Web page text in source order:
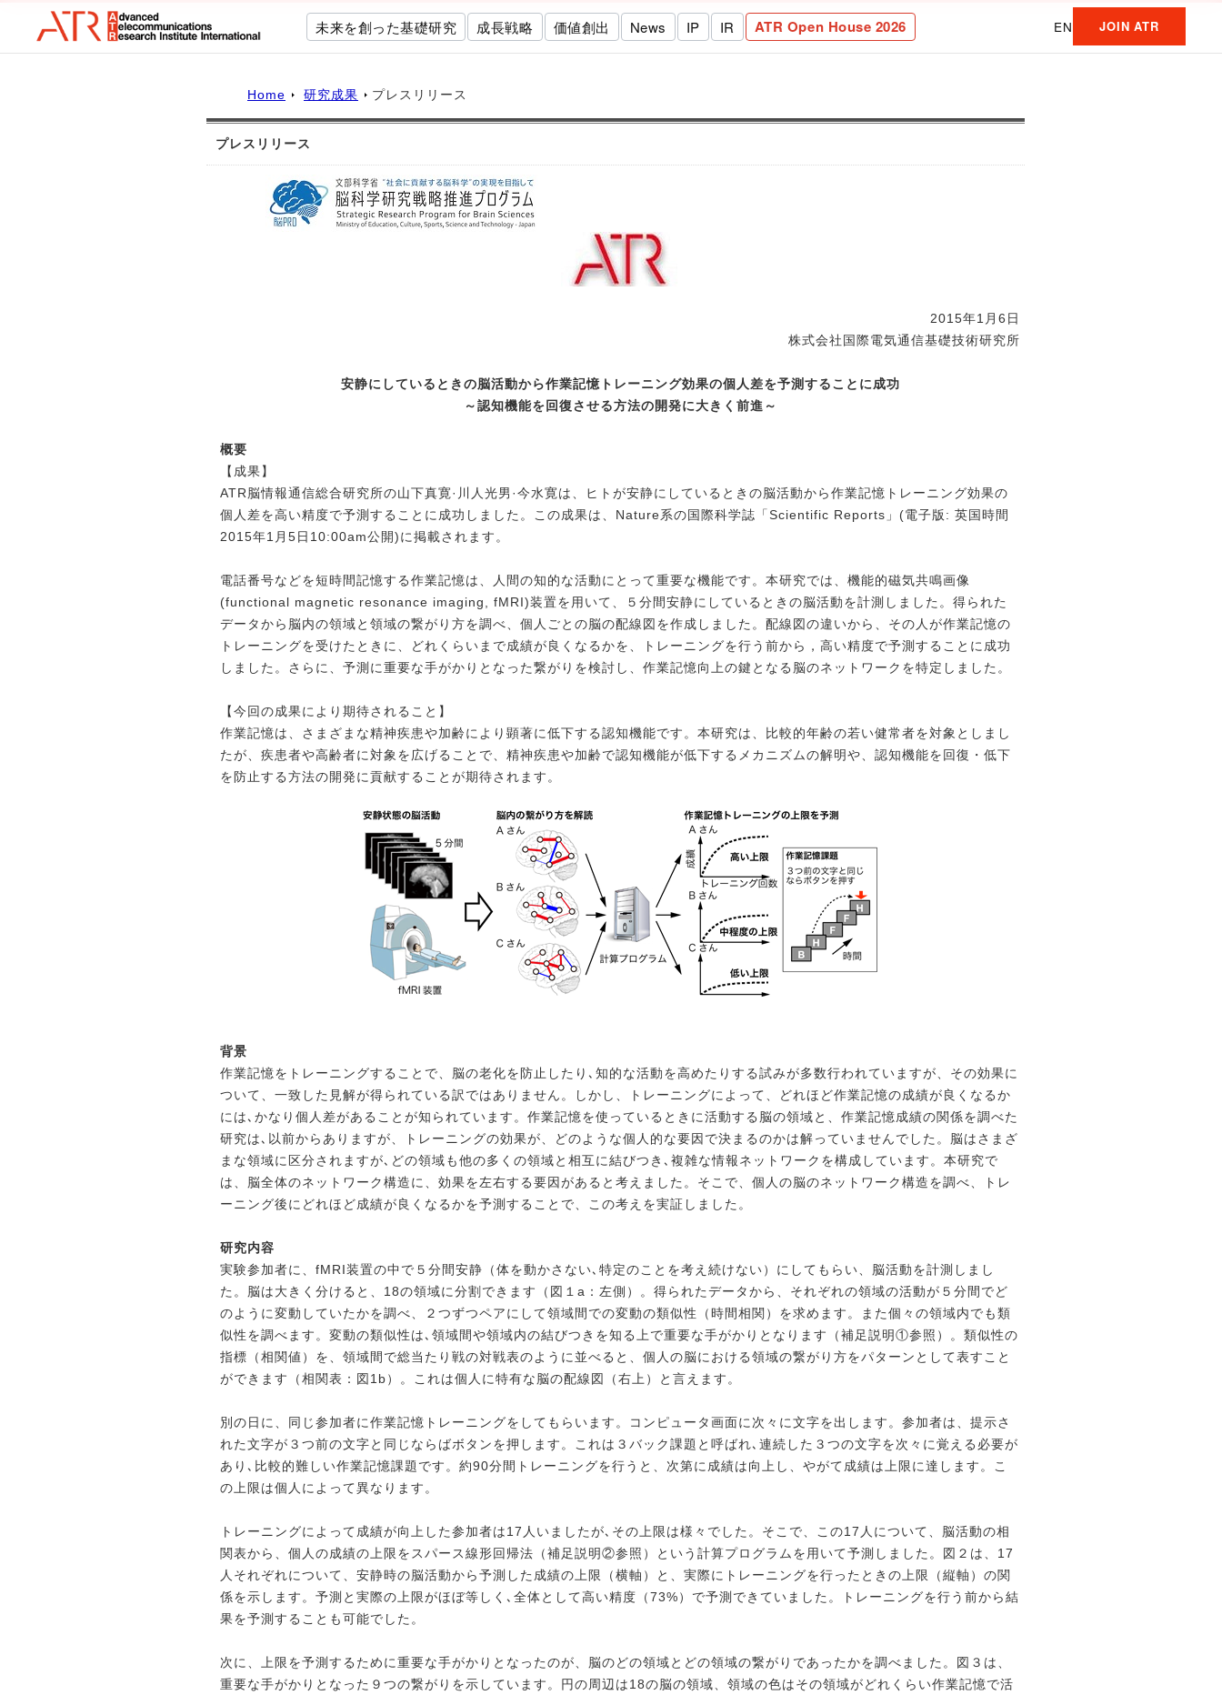
未来を創った基礎研究 成長戦略 価値創出 News IP IR ATR Open House 2026 EN JOIN ATR
Home 研究成果 プレスリリース
プレスリリース
2015年1月6日
株式会社国際電気通信基礎技術研究所
安静にしているときの脳活動から作業記憶トレーニング効果の個人差を予測することに成功
～認知機能を回復させる方法の開発に大きく前進～
概要
【成果】
ATR脳情報通信総合研究所の山下真寛·川人光男·今水寛は、ヒトが安静にしているときの脳活動から作業記憶 トレーニング効果の
個人差を高い精度で予測することに成功しました。この成果は、Nature系の国際科学誌 「Scientific Reports」(電子版: 英国時間
2015年1月5日10:00am公開)に掲載されます。
電話番号などを短時間記憶する作業記憶は、人間の知的な活動にとって重要な機能です。本研究では、 機能的磁気共鳴画像
(functional magnetic resonance imaging, fMRI)装置を用いて、５分間安静にしているときの脳活動を計測しました。得られた
データから脳内の領域と領域の繋がり方を調べ、個人ごとの脳の配線図を作成しました。 配線図の違いから、その人が作業記憶の
トレーニングを受けたときに、どれくらいまで成績が良くなるかを、
トレーニングを行う前から，高い精度で予測することに成功
しました。さらに、予測に重要な手がかりとなった繋がりを検討し、 作業記憶向上の鍵となる脳のネットワークを特定しました。
【今回の成果により期待されること】
作業記憶は、さまざまな精神疾患や加齢により顕著に低下する認知機能です。本研究は、比較的年齢の若い健常者を対象としまし
たが、疾患者や高齢者に対象を広げることで、精神疾患や加齢で認知機能が低下するメカニズムの解明や、認知機能を回復・低下
を防止する方法の開発に貢献することが期待されます。
背景
作業記憶をトレーニングすることで、脳の老化を防止したり､知的な活動を高めたりする試みが多数行われていますが、 その効果に
ついて、一致した見解が得られている訳ではありません。しかし、トレーニングによって、どれほど作業記憶の成績が良くなるか
には､かなり個人差があることが知られています。作業記憶を使っているときに活動する 脳の領域と、作業記憶成績の関係を調べた
研究は､以前からありますが、トレーニングの効果が、どのような個人的な要因で決まるのかは解っていませんでした。脳はさまざ
まな領域に区分されますが､どの領域も他の多くの領域と 相互に結びつき､複雑な情報ネットワークを構成しています。本研究で
は、脳全体のネットワーク構造に、効果を左右する要因があると考えました。そこで、個人の脳のネットワーク構造を調べ、トレ
ーニング後にどれほど成績が 良くなるかを予測することで、この考えを実証しました。
研究内容
実験参加者に、fMRI装置の中で５分間安静（体を動かさない､特定のことを考え続けない）にしてもらい、脳活動を計測しまし
た。脳は大きく分けると、18の領域に分割できます（図１a：左側）。得られたデータから、それぞれの領域の活動が５分間でど
のように変動していたかを調べ、２つずつペアにして領域間での変動の類似性（時間相関） を求めます。また個々の領域内でも類
似性を調べます。変動の類似性は､領域間や領域内の結びつきを知る上で重要な手がかりとなります（補足説明①参照）。類似性の
指標（相関値）を、領域間で総当たり戦の対戦表のように 並べると、個人の脳における領域の繋がり方をパターンとして表すこと
ができます（相関表：図1b）。 これは個人に特有な脳の配線図（右上）と言えます。
別の日に、同じ参加者に作業記憶トレーニングをしてもらいます。コンピュータ画面に次々に文字を出します。 参加者は、提示さ
れた文字が３つ前の文字と同じならばボタンを押します。これは３バック課題と呼ばれ､ 連続した３つの文字を次々に覚える必要が
あり､比較的難しい作業記憶課題です。約90分間トレーニングを行うと、 次第に成績は向上し、やがて成績は上限に達します。こ
の上限は個人によって異なります。
トレーニングによって成績が向上した参加者は17人いましたが､その上限は様々でした。そこで、この17人について、 脳活動の相
関表から、個人の成績の上限をスパース線形回帰法（補足説明②参照）という計算プログラムを用いて予測しました。図２は、17
人それぞれについて、安静時の脳活動から予測した成績の上限（横軸）と、実際に トレーニングを行ったときの上限（縦軸）の関
係を示します。予測と実際の上限がほぼ等しく､全体として高い精度 （73%）で予測できていました。トレーニングを行う前から結
果を予測することも可能でした。
次に、上限を予測するために重要な手がかりとなったのが、脳のどの領域とどの領域の繋がりであったかを調べました。
図３は、
重要な手がかりとなった９つの繋がりを示しています。円の周辺は18の脳の領域、領域の色はその領域が どれくらい作業記憶で活